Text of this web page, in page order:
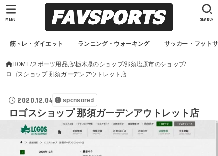
筋トレ・ダイエット ランニング・ウォーキング サッカー・フット
SEARCH
MENU
HOME スポーツ用品店 栃木県のショップ 那須塩原市のショップ
ロゴスショップ 那須ガーデンアウトレット店
2020.12.04 sponsored
ロゴスショップ 那須ガーデンアウトレット店